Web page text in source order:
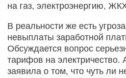
на газ, электроэнергию,
В реальности же есть
невыплаты заработной
Обсуждается вопрос
тарифов на электричество.
заявила о том, что чуть ли